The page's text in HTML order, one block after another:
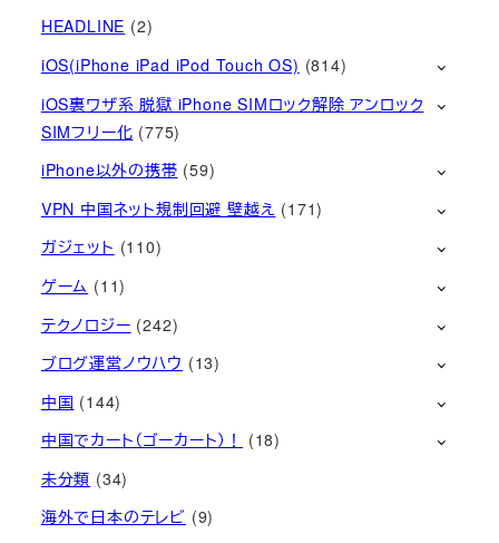
HEADLINE (2)
iOS(iPhone iPad iPod Touch OS) (814)
iOS裏ワザ系 脱獄 iPhone SIMロック解除 アンロック
SIMフリー化 (775)
iPhone以外の携帯 (59)
VPN 中国ネット規制回避 壁越え (171)
ガジェット (110)
ゲーム (11)
テクノロジー (242)
ブログ運営ノウハウ (13)
中国 (144)
中国でカート（ゴーカート）！
(18)
未分類 (34)
海外で日本のテレビ (9)